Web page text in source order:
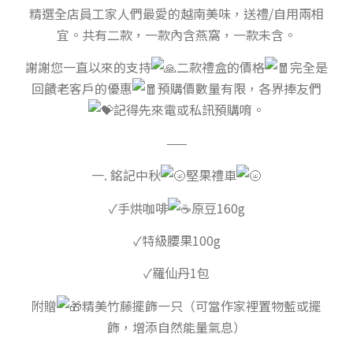
精選全店員工家人們最愛的越南美味，送禮/自用兩相
宜。共有二款，一款內含燕窩，一款未含。
謝謝您一直以來的支持
二款禮盒的價格
完全是
回饋老客戶的優惠
預購價數量有限，各界捧友們
記得先來電或私訊預購唷。
——
一. 銘記中秋
堅果禮車
✓手烘咖啡
原豆160g
✓特級腰果100g
✓羅仙丹1包
附贈
精美竹藤擺飾一只（可當作家裡置物藍或擺
飾，增添自然能量氣息）